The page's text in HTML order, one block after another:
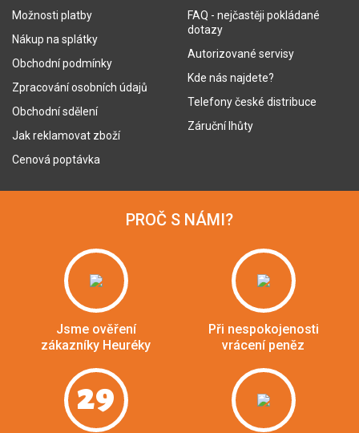
Možnosti platby
Nákup na splátky
Obchodní podmínky
Zpracování osobních údajů
Obchodní sdělení
Jak reklamovat zboží
Cenová poptávka
FAQ - nejčastěji pokládané
dotazy
Autorizované servisy
Kde nás najdete?
Telefony české distribuce
Záruční lhůty
PROČ S NÁMI?
Jsme ověření
zákazníky Heuréky
Při nespokojenosti
vrácení peněz
29